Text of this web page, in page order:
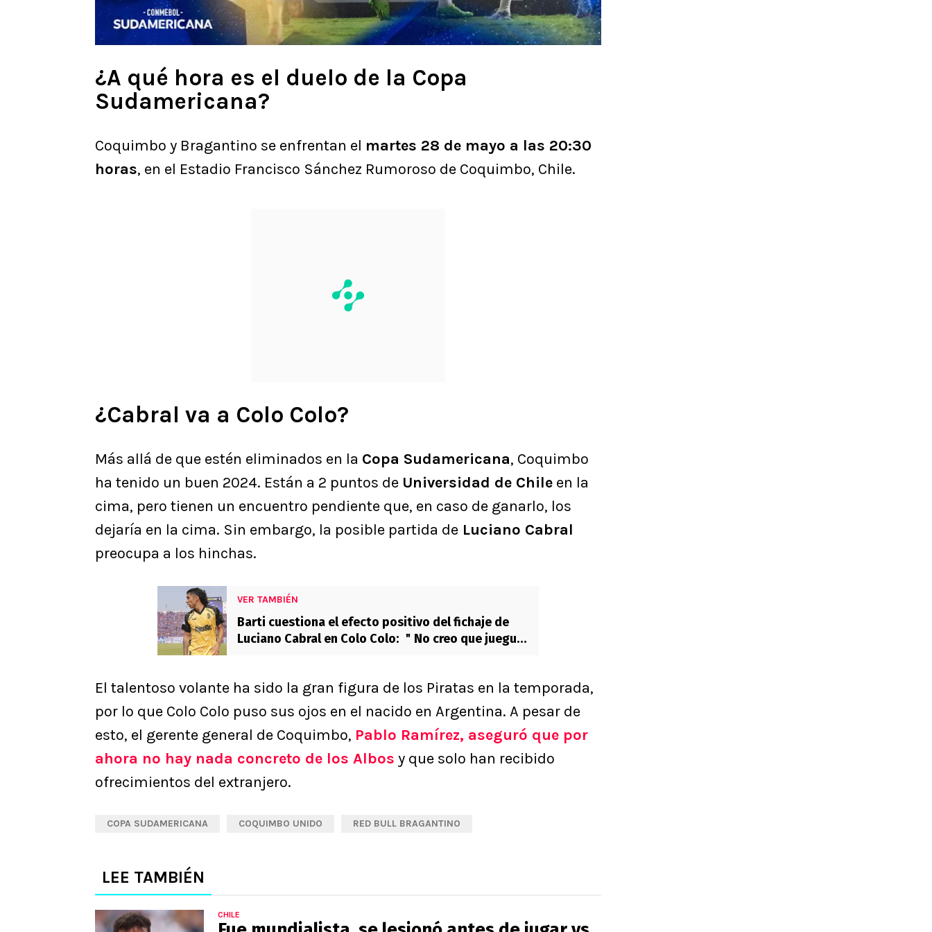
¿A qué hora es el duelo de la Copa
Sudamericana?
Coquimbo y Bragantino se enfrentan el martes 28 de mayo a las 20:30
horas, en el Estadio Francisco Sánchez Rumoroso de Coquimbo, Chile.
¿Cabral va a Colo Colo?
Más allá de que estén eliminados en la Copa Sudamericana, Coquimbo
ha tenido un buen 2024. Están a 2 puntos de Universidad de Chile en la
cima, pero tienen un encuentro pendiente que, en caso de ganarlo, los
dejaría en la cima. Sin embargo, la posible partida de Luciano Cabral
preocupa a los hinchas.
VER TAMBIÉN
Barti cuestiona el efecto positivo del fichaje de
Luciano Cabral en Colo Colo: ＂No creo que jueguen
El talentoso volante ha sido la gran figura de los Piratas en la temporada,
por lo que Colo Colo puso sus ojos en el nacido en Argentina. A pesar de
esto, el gerente general de Coquimbo, Pablo Ramírez, aseguró que por
ahora no hay nada concreto de los Albos y que solo han recibido
ofrecimientos del extranjero.
COPA SUDAMERICANA COQUIMBO UNIDO RED BULL BRAGANTINO
LEE TAMBIÉN
CHILE